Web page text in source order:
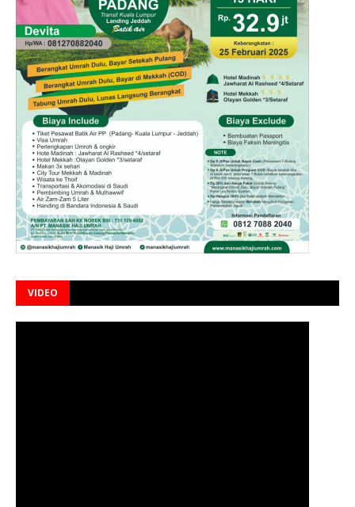
VIDEO